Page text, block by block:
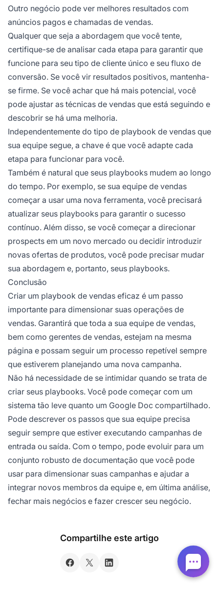
Outro negócio pode ver melhores resultados com
anúncios pagos e chamadas de vendas.
Qualquer que seja a abordagem que você tente,
certifique-se de analisar cada etapa para garantir que
funcione para seu tipo de cliente único e seu fluxo de
conversão. Se você vir resultados positivos, mantenha-
se firme. Se você achar que há mais potencial, você
pode ajustar as técnicas de vendas que está seguindo e
descobrir se há uma melhoria.
Independentemente do tipo de playbook de vendas que
sua equipe segue, a chave é que você adapte cada
etapa para funcionar para você.
Também é natural que seus playbooks mudem ao longo
do tempo. Por exemplo, se sua equipe de vendas
começar a usar uma nova ferramenta, você precisará
atualizar seus playbooks para garantir o sucesso
contínuo. Além disso, se você começar a direcionar
prospects em um novo mercado ou decidir introduzir
novas ofertas de produtos, você pode precisar mudar
sua abordagem e, portanto, seus playbooks.
Conclusão
Criar um playbook de vendas eficaz é um passo
importante para dimensionar suas operações de
vendas. Garantirá que toda a sua equipe de vendas,
bem como gerentes de vendas, estejam na mesma
página e possam seguir um processo repetível sempre
que estiverem planejando uma nova campanha.
Não há necessidade de se intimidar quando se trata de
criar seus playbooks. Você pode começar com um
sistema tão leve quanto um Google Doc compartilhado.
Pode descrever os passos que sua equipe precisa
seguir sempre que estiver executando campanhas de
entrada ou saída. Com o tempo, pode evoluir para um
conjunto robusto de documentação que você pode
usar para dimensionar suas campanhas e ajudar a
integrar novos membros da equipe e, em última análise,
fechar mais negócios e fazer crescer seu negócio.
Compartilhe este artigo